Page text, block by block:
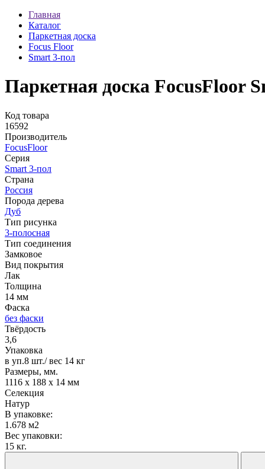
Главная
Каталог
Паркетная доска
Focus Floor
Smart 3-пол
Паркетная доска FocusFloor
Код товара
16592
Производитель
FocusFloor
Серия
Smart 3-пол
Страна
Россия
Порода дерева
Дуб
Тип рисунка
3-полосная
Тип соединения
Замковое
Вид покрытия
Лак
Толщина
14 мм
Фаска
без фаски
Твёрдость
3,6
Упаковка
в уп.8 шт./ вес 14 кг
Размеры, мм.
1116 х 188 х 14 мм
Селекция
Натур
В упаковке:
1.678 м2
Вес упаковки:
15 кг.